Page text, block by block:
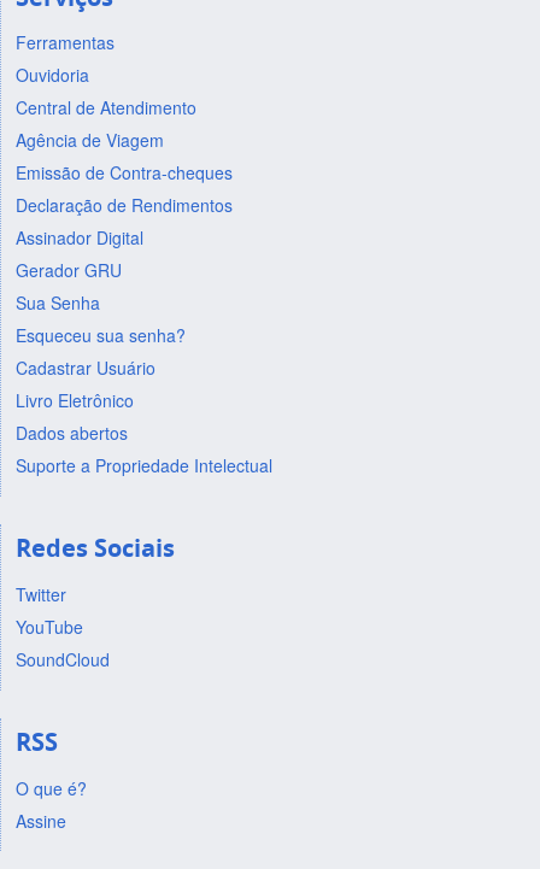
Ferramentas
Ouvidoria
Central de Atendimento
Agência de Viagem
Emissão de Contra-cheques
Declaração de Rendimentos
Assinador Digital
Gerador GRU
Sua Senha
Esqueceu sua senha?
Cadastrar Usuário
Livro Eletrônico
Dados abertos
Suporte a Propriedade Intelectual
Redes Sociais
Twitter
YouTube
SoundCloud
RSS
O que é?
Assine